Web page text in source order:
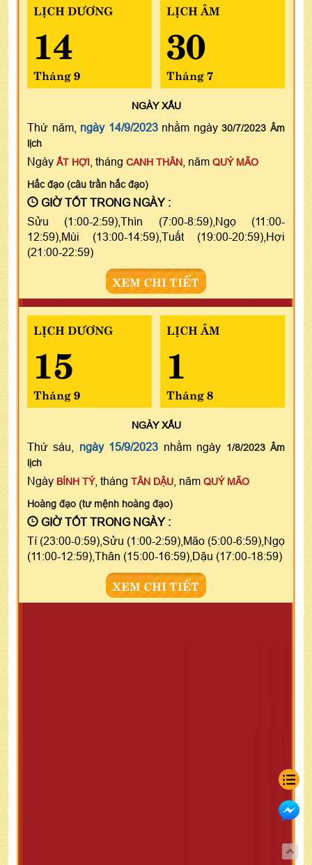
LỊCH DƯƠNG
14
Tháng 9
LỊCH ÂM
30
Tháng 7
NGÀYXẤU
Thứ năm, ngày 14/9/2023nhằm ngày30/7/2023 Âm
lịch
Ngày ẤT HỢI , tháng CANH THÂN , năm QUÝ MÃO
Hắc đạo (câu trần hắc đạo)
GIỜ TỐT TRONG NGÀY :
Sửu (1:00-2:59),Thìn (7:00-8:59),Ngọ (11:00-
12:59),Mùi (13:00-14:59),Tuất (19:00-20:59),Hợi
(21:00-22:59)
XEM CHI TIẾT
LỊCH DƯƠNG
15
Tháng 9
LỊCH ÂM
1
Tháng 8
NGÀYXẤU
Thứ sáu, ngày 15/9/2023 nhằm ngày 1/8/2023 Âm
lịch
Ngày BÍNH TÝ, tháng TÂN DẬU , năm QUÝ MÃO
Hoàng đạo (tư mệnh hoàng đạo)
GIỜ TỐT TRONG NGÀY :
Tí (23:00-0:59),Sửu (1:00-2:59),Mão (5:00-6:59),Ngọ
(11:00-12:59),Thân (15:00-16:59),Dậu (17:00-18:59)
XEM CHI TIẾT